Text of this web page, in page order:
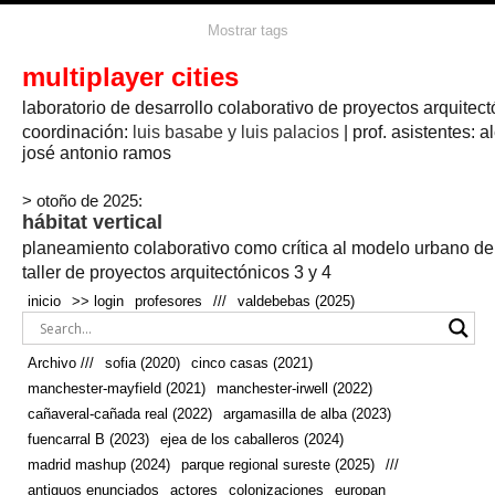
agricultura agricultura circular
arquitectura textil arte artesanía
bicicletas biodiversidad biorrefinería biotecnología bloque lineal
bodega bosque botánica caminos camping campo
cañada
real
canal cañaveral
real
cocina colaboración
autonoma
conectar
cooperativa crecimiento cueva cultivo cultivos deporte
don
quijote
ecosistema ejea de los caballeros
renovables
enterrado espacio social espacio verde
estructura europan fauna
fernández del amo festival fiesta flexibilidad fotomontaje
fuencarral b gastronomía geologia
geometrización curvas de
nivel
grúas habitar habitat hábitat hotel
infraestructura inmigración instalaciones invernadero
laguna línea del tiempo lineal longitudinal
manchester mapeo marihuana mayfield
Mostrar tags
multiplayer cities
laboratorio de desarrollo colaborativo de proyectos
coordinación: luis basabe y luis palacios | prof. asistentes:
josé antonio ramos
> otoño de 2025:
hábitat vertical
planeamiento colaborativo como crítica al modelo urbano
taller de proyectos arquitectónicos 3 y 4
inicio >> login profesores /// valdebebas (2025)
Archivo /// sofia (2020)
cinco casas (2021)
manchester-mayfield (2021)
manchester-irwell (2022)
cañaveral-cañada real (2022)
argamasilla de alba (2023)
fuencarral B (2023)
ejea de los caballeros (2024)
madrid mashup (2024)
parque regional sureste (2025)
///
antiguos enunciados
actores colonizaciones europan